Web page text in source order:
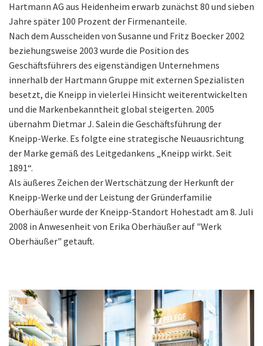
Hartmann AG aus Heidenheim erwarb zunächst 80 und sieben
Jahre später 100 Prozent der Firmenanteile.
Nach dem Ausscheiden von Susanne und Fritz Boecker 2002
beziehungsweise 2003 wurde die Position des
Geschäftsführers des eigenständigen Unternehmens
innerhalb der Hartmann Gruppe mit externen Spezialisten
besetzt, die Kneipp in vielerlei Hinsicht weiterentwickelten
und die Markenbekanntheit global steigerten. 2005
übernahm Dietmar J. Salein die Geschäftsführung der
Kneipp-Werke. Es folgte eine strategische Neuausrichtung
der Marke gemäß des Leitgedankens „Kneipp wirkt. Seit
1891“.
Als äußeres Zeichen der Wertschätzung der Herkunft der
Kneipp-Werke und der Leistung der Gründerfamilie
Oberhäußer wurde der Kneipp-Standort Hohestadt am 8. Juli
2008 in Anwesenheit von Erika Oberhäußer auf "Werk
Oberhäußer" getauft.